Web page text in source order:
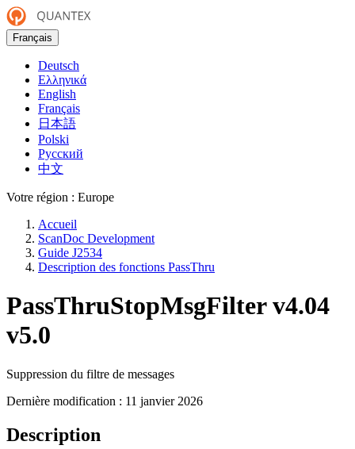
Français
Deutsch
Ελληνικά
English
Français
日本語
Polski
Русский
中文
Votre région : Europe
Accueil
ScanDoc Development
Guide J2534
Description des fonctions PassThru
PassThruStopMsgFilterv4.04
v5.0
Suppression du filtre de messages
Dernière modification : 11 janvier 2026
Description